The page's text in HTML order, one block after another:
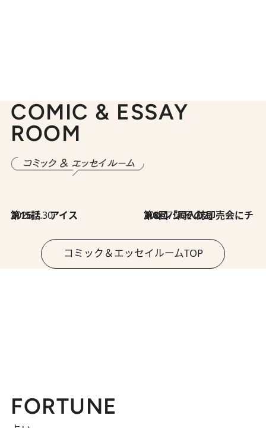
COMIC & ESSAY
ROOM
2026.7.30
第15話 アイス 2026.7.30
第8回「同人誌即売会にチャレンジ その2」
コミック＆エッセイルームTOP
FORTUNE